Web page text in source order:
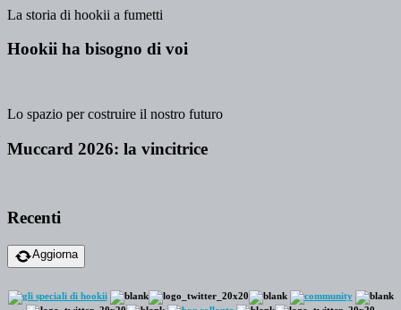
La storia di hookii a fumetti
Hookii ha bisogno di voi
Lo spazio per costruire il nostro futuro
Muccard 2026: la vincitrice
Recenti
Aggiorna